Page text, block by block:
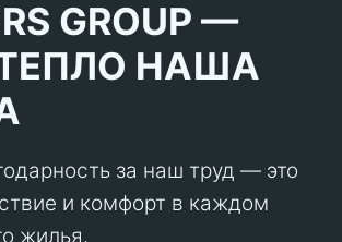
GROUP —
НАША
за наш труд — это
и комфорт в каждом
жилья.